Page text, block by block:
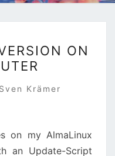
ON
Sven Krämer
on my AlmaLinux
an Update-Script